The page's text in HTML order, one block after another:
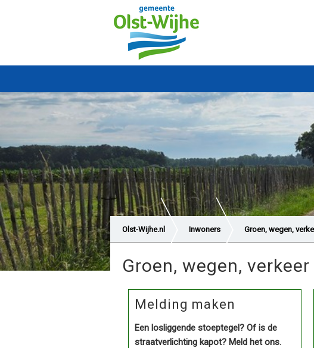
Olst-Wijhe.nl Inwoners Groen, wegen,
Groen, wegen,
Melding maken
Een losliggende stoeptegel? Of is de
straatverlichting kapot? Meld het ons.